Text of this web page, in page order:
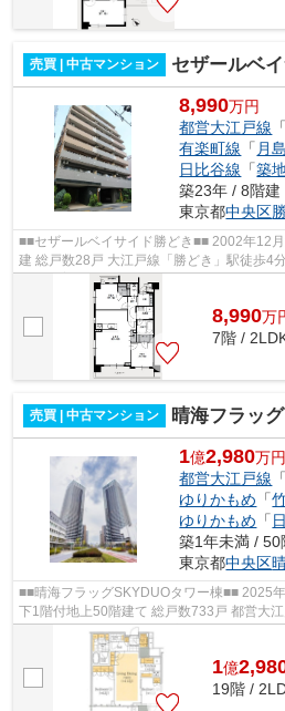
売買 | 中古マンション セザールベ
8,990万円
都営大江戸線 「
有楽町線 「 月島
日比谷線 「築
築23年 / 8階建
東京都中央区
■■セザールベイサイド勝どき■■ 2002年12月築 鉄筋コンクリート造地上8階
建 総戸数28戸 大江戸線「勝どき」駅徒歩4分 オートロック エレベーター ペ
ット飼育可能
8,990万
7階 /
売買 | 中古マンション 晴海フラッグ SKY
1億2,980万円
都営大江戸線 「
ゆりかもめ 「
ゆりかもめ 「
築1年未満 /
東京都中央区
■■晴海フラッグSKYDUOタワー棟■■ 2025年10月築 鉄筋コンクリート造地
下1階付地上50階建て 総戸数733戸 都営大江戸線「勝どき」駅徒歩14分 コン
シェルジュ オートロック 宅配ボック...
1億
19階 /